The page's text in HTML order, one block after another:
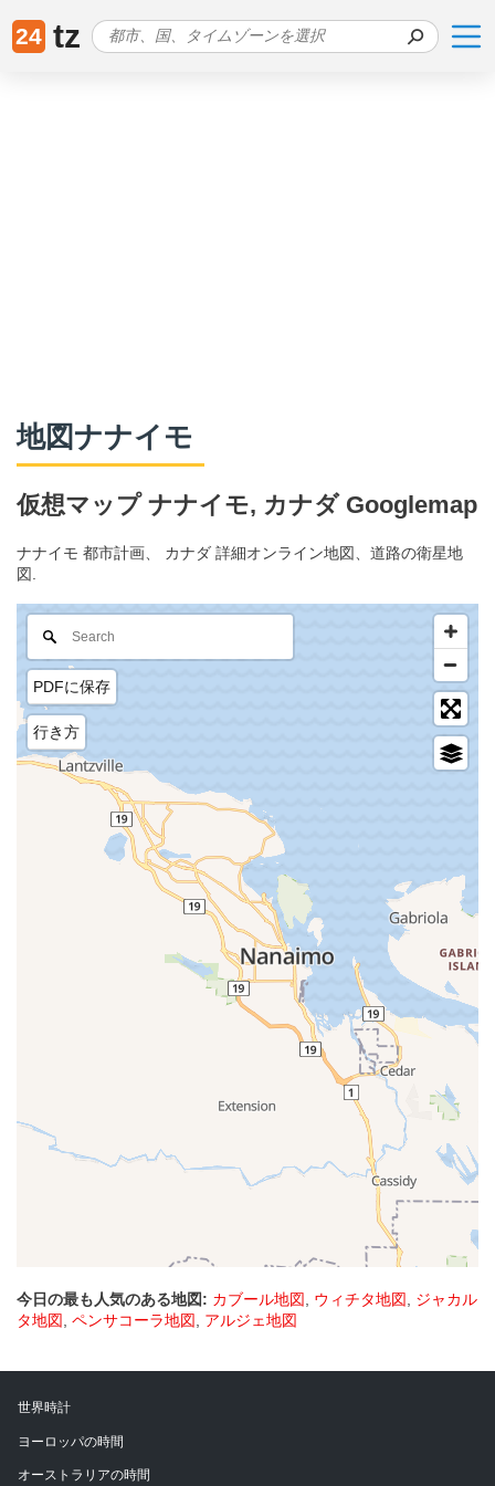
24 tz
地図ナナイモ
仮想マップ ナナイモ, カナダ Googlemap
ナナイモ 都市計画、 カナダ 詳細オンライン地図、道路の衛星地
図.
PDFに保存
行き方
今日の最も人気のある地図: カブール地図, ウィチタ地図, ジャカル
タ地図, ペンサコーラ地図, アルジェ地図
世界時計
ヨーロッパの時間
オーストラリアの時間